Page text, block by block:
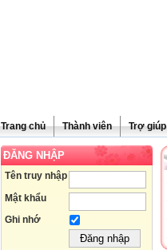
Trang chủ Thành viên Trợ giúp
ĐĂNG NHẬP
Tên truy nhập
Mật khẩu
Ghi nhớ